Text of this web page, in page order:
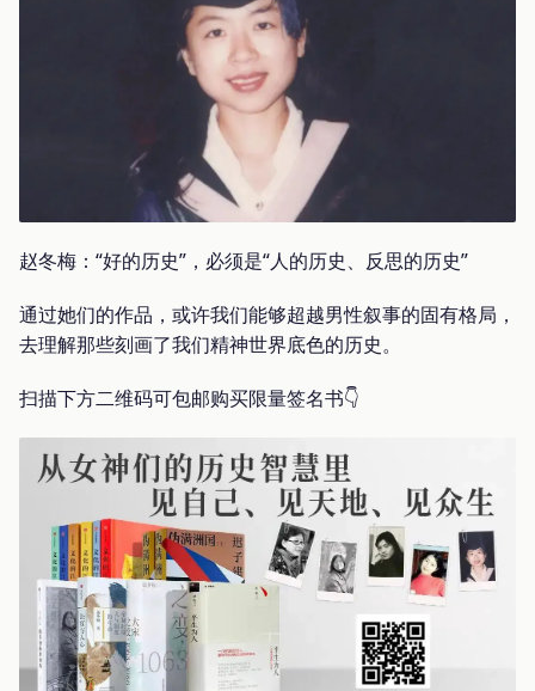
赵冬梅：“好的历史”，必须是“人的历史、反思的历史”
通过她们的作品，或许我们能够超越男性叙事的固有格局，
去理解那些刻画了我们精神世界底色的历史。
扫描下方二维码可包邮购买限量签名书👇